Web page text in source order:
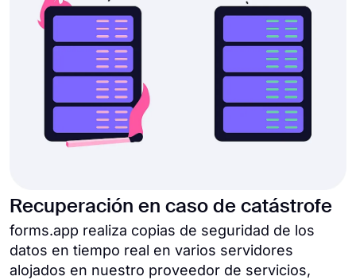
Recuperación en caso de catástrofe
forms.app realiza copias de seguridad de los
datos en tiempo real en varios servidores
alojados en nuestro proveedor de servicios,